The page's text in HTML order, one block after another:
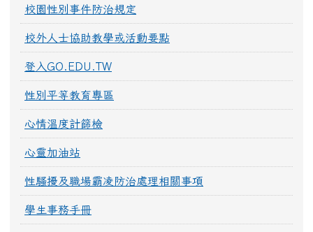
校園性別事件防治規定
校外人士協助教學或活動要點
登入GO.EDU.TW
性別平等教育專區
心情溫度計篩檢
心靈加油站
性騷擾及職場霸凌防治處理相關事項
學生事務手冊